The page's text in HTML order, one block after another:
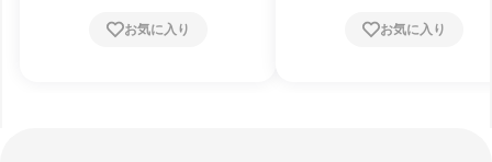
お気に入り お気に入り